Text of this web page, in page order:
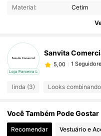
Material: Cetim
Loja Parceira Local
Sanvita
1
k***5 seguido1
linda (3) Looks
Você Também Pode Gostar
Recomendar Vestuário e